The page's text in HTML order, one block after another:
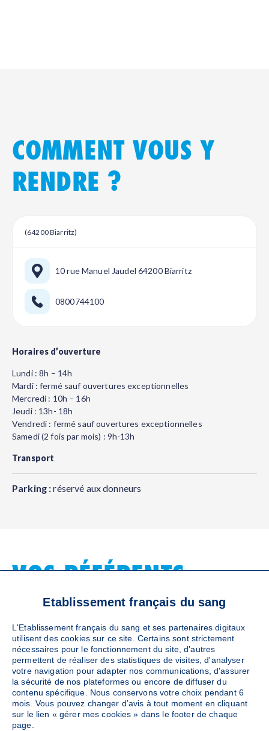
COMMENT VOUS Y
RENDRE ?
(64200 Biarritz)
10 rue Manuel Jaudel 64200 Biarritz
0800744100
Horaires d’ouverture
Lundi : 8h – 14h
Mardi : fermé sauf ouvertures exceptionnelles
Mercredi : 10h – 16h
Jeudi : 13h- 18h
Vendredi : fermé sauf ouvertures exceptionnelles
Samedi (2 fois par mois) : 9h-13h
Transport
Parking :réservé aux donneurs
VOS RÉFÉRENTS
LOCAUX
BIARRITZ ETABLISSEMENT FRANÇAIS
DU SANG
Référent EFS
05 59 24 14 68
Etablissement français du sang
L'Etablissement français du sang et ses partenaires digitaux
utilisent des cookies sur ce site. Certains sont strictement
nécessaires pour le fonctionnement du site, d'autres
permettent de réaliser des statistiques de visites, d'analyser
votre navigation pour adapter nos communications, d'assurer
la sécurité de nos plateformes ou encore de diffuser du
contenu spécifique. Nous conservons votre choix pendant 6
mois. Vous pouvez changer d’avis à tout moment en cliquant
sur le lien « gérer mes cookies » dans le footer de chaque
page.